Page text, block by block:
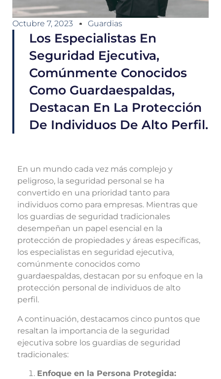
Octubre 7, 2023 Guardias
Los Especialistas En
Seguridad Ejecutiva,
Comúnmente Conocidos
Como Guardaespaldas,
Destacan En La Protección
De Individuos De Alto Perfil.
En un mundo cada vez más complejo y
peligroso, la seguridad personal se ha
convertido en una prioridad tanto para
individuos como para empresas. Mientras que
los guardias de seguridad tradicionales
desempeñan un papel esencial en la
protección de propiedades y áreas específicas,
los especialistas en seguridad ejecutiva,
comúnmente conocidos como
guardaespaldas, destacan por su enfoque en la
protección personal de individuos de alto
perfil.
A continuación, destacamos cinco puntos que
resaltan la importancia de la seguridad
ejecutiva sobre los guardias de seguridad
tradicionales:
Enfoque en la Persona Protegida: